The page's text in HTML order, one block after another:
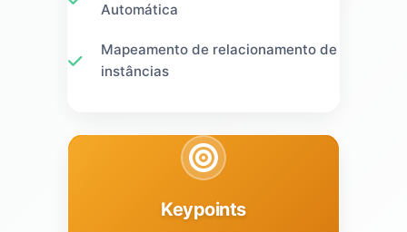
Automática
Mapeamento de relacionamento de
instâncias
Keypoints